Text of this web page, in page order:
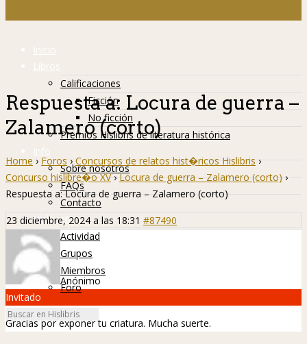
Inicio
Libros
Calificaciones
Ficción
No ficción
Premios Hislibris de literatura histórica
Info
Sobre nosotros
FAQs
Contacto
Hislibreños
Actividad
Grupos
Miembros
Foro
Respuesta a: Locura de guerra –
Zalamero (corto)
Home › Foros › Concursos de relatos hist�ricos Hislibris ›
Concurso hislibre�o XV › Locura de guerra – Zalamero (corto) ›
Respuesta a: Locura de guerra – Zalamero (corto)
23 diciembre, 2024 a las 18:31 #87490
Anónimo
Invitado
Gracias por exponer tu criatura. Mucha suerte.